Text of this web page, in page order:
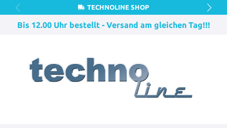
Zum Hauptinhalt springenTECHNOLINE SHOP
Bis 12.00 Uhr bestellt - Versand am gleichen Tag!!!